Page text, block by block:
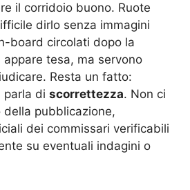
il corridoio buono. Ruote
dirlo senza immagini
board circolati dopo la
tesa, ma servono
Resta un fatto:
parla di scorrettezza. Non ci
della pubblicazione,
dei commissari verificabili
su eventuali indagini o